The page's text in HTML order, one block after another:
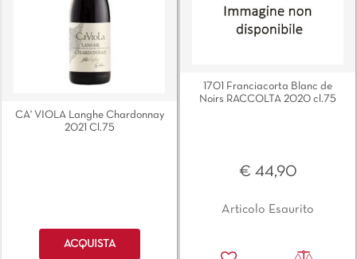
CA' VIOLA Langhe Chardonnay
2021 Cl.75
Quantità
ACQUISTA
1701 Franciacorta Blanc de
Noirs RACCOLTA 2020 cl.75
€ 44,90
Articolo Esaurito